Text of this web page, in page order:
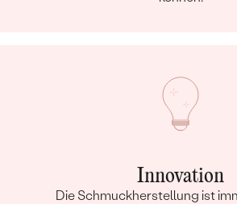
Innovation
Die Schmuckherstellung ist